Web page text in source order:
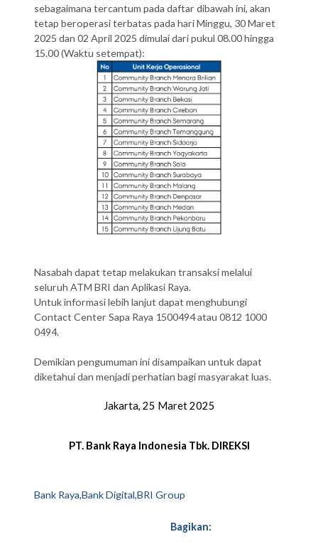
sebagaimana tercantum pada daftar dibawah ini, akan
tetap beroperasi terbatas pada hari Minggu, 30 Maret
2025 dan 02 April 2025 dimulai dari pukul 08.00 hingga
15.00 (Waktu setempat):
Nasabah dapat tetap melakukan transaksi melalui
seluruh ATM BRI dan Aplikasi Raya.
Untuk informasi lebih lanjut dapat menghubungi
Contact Center Sapa Raya 1500494 atau 0812 1000
0494.
Demikian pengumuman ini disampaikan untuk dapat
diketahui dan menjadi perhatian bagi masyarakat luas.
Jakarta, 25 Maret 2025
PT. Bank Raya Indonesia Tbk. DIREKSI
Bank Raya,Bank Digital,BRI Group
Bagikan: